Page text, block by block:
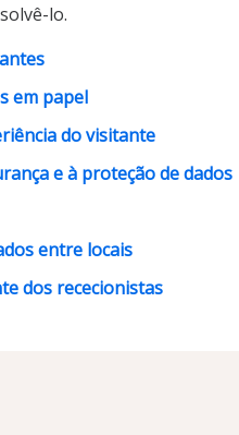
lo.
em papel
do visitante
e à proteção de dados
entre locais
dos rececionistas